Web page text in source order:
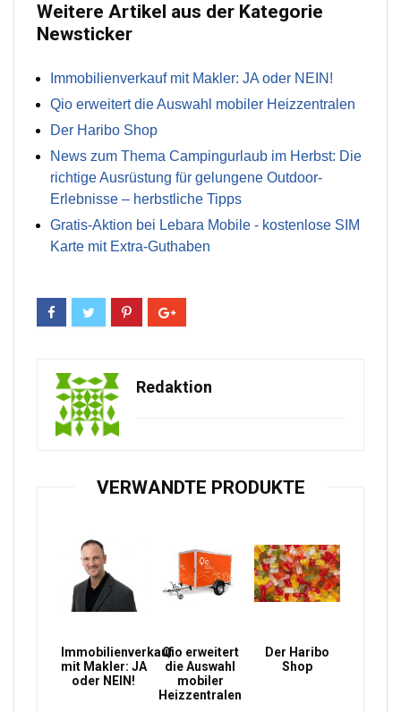
Weitere Artikel aus der Kategorie
Newsticker
Immobilienverkauf mit Makler: JA oder NEIN!
Qio erweitert die Auswahl mobiler Heizzentralen
Der Haribo Shop
News zum Thema Campingurlaub im Herbst: Die
richtige Ausrüstung für gelungene Outdoor-
Erlebnisse – herbstliche Tipps
Gratis-Aktion bei Lebara Mobile - kostenlose SIM
Karte mit Extra-Guthaben
Redaktion
VERWANDTE PRODUKTE
Immobilienverkauf
mit Makler: JA
oder NEIN!
Qio erweitert
die Auswahl
mobiler
Heizzentralen
Der Haribo
Shop